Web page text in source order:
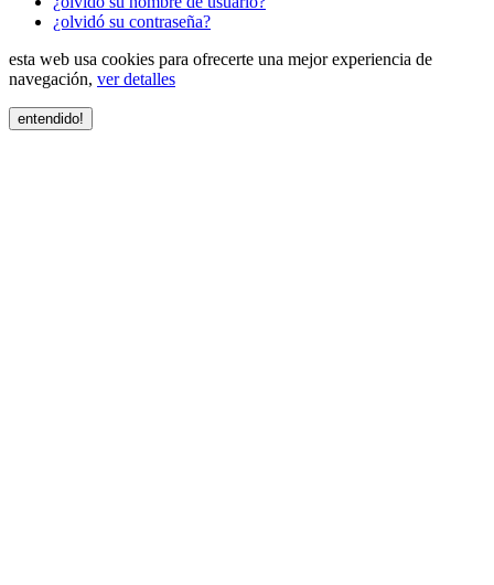
¿olvidó su contraseña?
esta web usa cookies para ofrecerte una mejor experiencia de
navegación, ver detalles
entendido!